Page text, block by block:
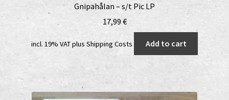
Gnipahålan – s/t Pic LP
17,99 €
incl. 19% VATplus Shipping Costs Add to cart